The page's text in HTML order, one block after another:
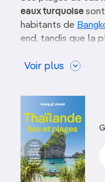
eaux turquoise
habitants de
end, tandis que la
thaïlandais ou
le sud de l’île est
Île touristique la
Samet est
avec unejungle
jusqu’aux
Voir plus